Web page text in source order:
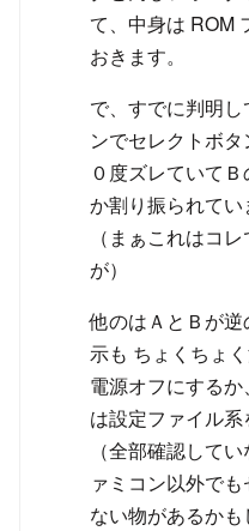
て、中身は ROM
おきます。
で、すでに判明
ンでセレクトボ
０度ズレていて
か割り振られてい
（まぁこれはコ
が）
他のはＡとＢが
示も ちょくちょ
電源オフにする
は設定ファイル系
（全部確認して
ァミコン以外で
ない物があるかも